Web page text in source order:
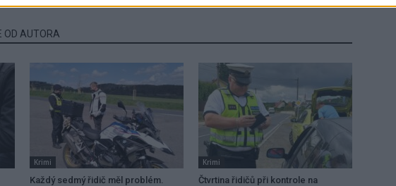
OD AUTORA
Krimi
Každý sedmý řidič měl problém.
Krimi
Čtvrtina řidičů při kontrole na